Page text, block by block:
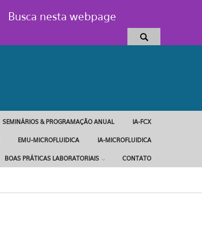
Busca nesta webpage
SEMINÁRIOS & PROGRAMAÇÃO ANUAL IA-FCX
EMU-MICROFLUIDICA IA-MICROFLUIDICA
BOAS PRÁTICAS LABORATORIAIS CONTATO